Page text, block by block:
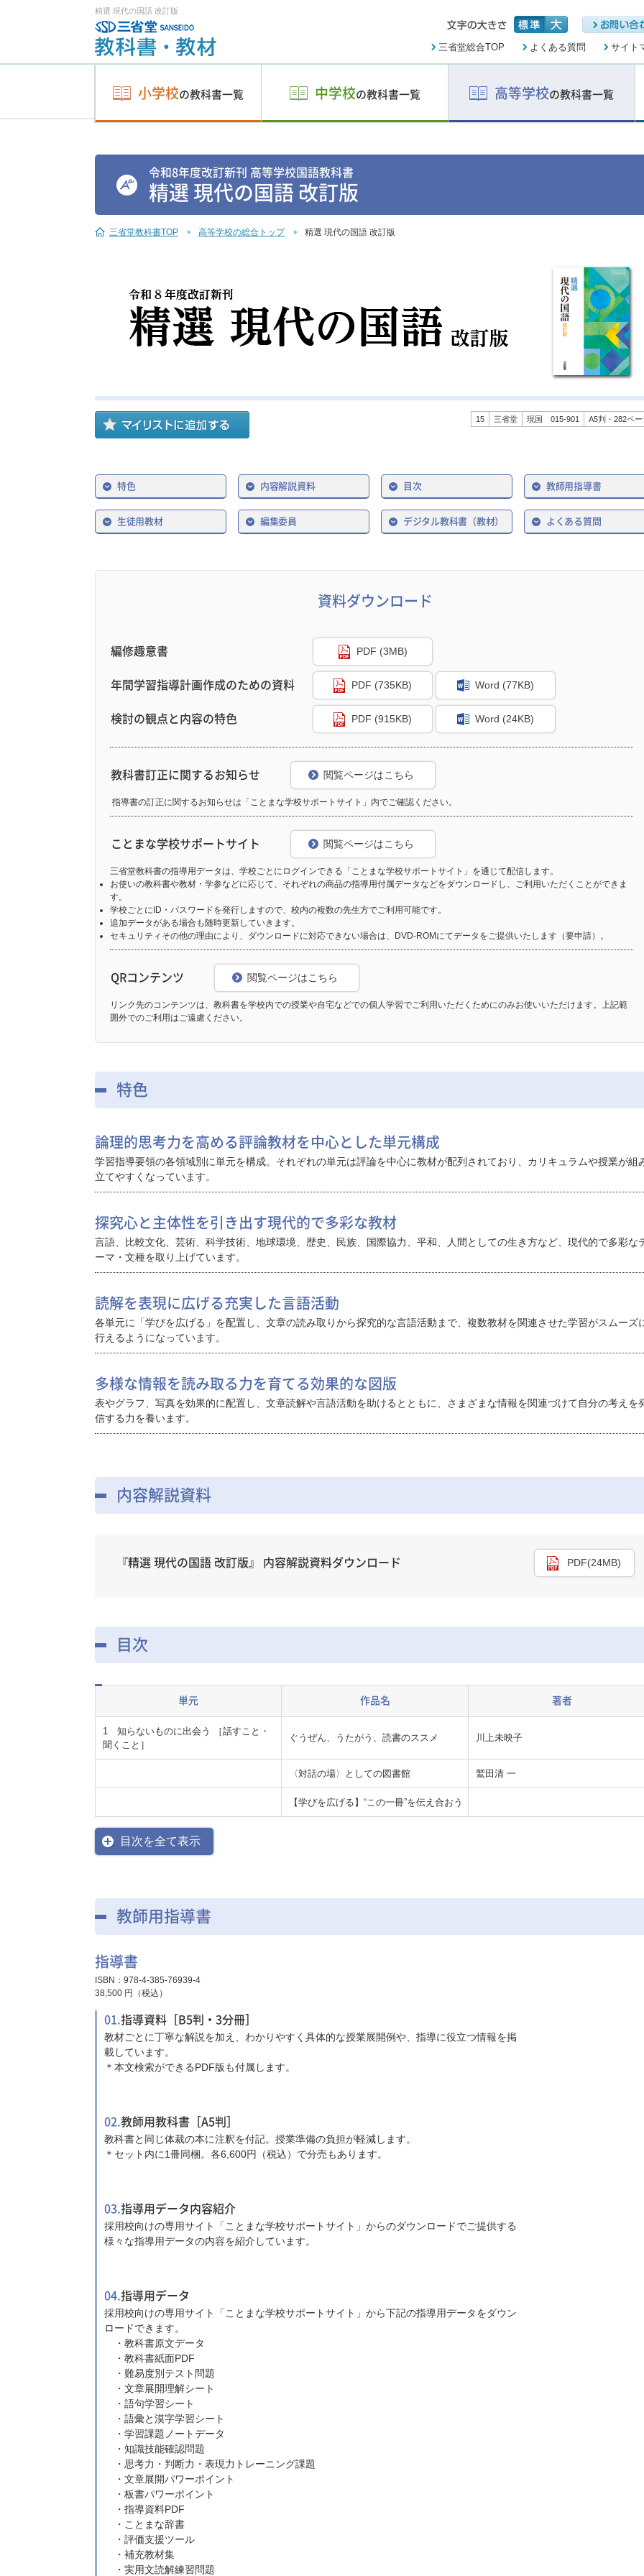
精選 現代の国語 改訂版
三省堂総合TOP よくある質問 サイト
小学校の教科書一覧 中学校の教科書一覧 高等学校の教科書一覧
令和8年度改訂新刊 高等学校国語教科書
精選 現代の国語 改訂版
三省堂教科書TOP 高等学校の総合トップ 精選 現代の国語 改訂版
15 三省堂 現国 015-901 A5判・282ペー
特色 内容解説資料 目次 教師用指導書
生徒用教材 編集委員 デジタル教科書（教材） よくある質問
資料ダウンロード
編修趣意書 PDF (3MB)
年間学習指導計画作成のための資料 PDF (735KB) Word (77KB)
検討の観点と内容の特色 PDF (915KB) Word (24KB)
教科書訂正に関するお知らせ 閲覧ページはこちら
指導書の訂正に関するお知らせは「ことまな学校サポートサイト」内でご確認ください。
ことまな学校サポートサイト 閲覧ページはこちら
三省堂教科書の指導用データは、学校ごとにログインできる「ことまな学校サポートサイト」を通じて配信します。
お使いの教科書や教材・学参などに応じて、それぞれの商品の指導用付属データなどをダウンロードし、ご利用いただくことができま
す。
学校ごとにID・パスワードを発行しますので、校内の複数の先生方でご利用可能です。
追加データがある場合も随時更新していきます。
セキュリティその他の理由により、ダウンロードに対応できない場合は、DVD-ROMにてデータをご提供いたします（要申請）。
QRコンテンツ 閲覧ページはこちら
リンク先のコンテンツは、教科書を学校内での授業や自宅などでの個人学習でご利用いただくためにのみお使いいただけます。上記範
囲外でのご利用はご遠慮ください。
特色
論理的思考力を高める評論教材を中心とした単元構成
学習指導要領の各領域別に単元を構成。それぞれの単元は評論を中心に教材が配列されており、カリキュラムや授業が組
立てやすくなっています。
探究心と主体性を引き出す現代的で多彩な教材
言語、比較文化、芸術、科学技術、地球環境、歴史、民族、国際協力、平和、人間としての生き方など、現代的で多彩な
ーマ・文種を取り上げています。
読解を表現に広げる充実した言語活動
各単元に「学びを広げる」を配置し、文章の読み取りから探究的な言語活動まで、複数教材を関連させた学習がスムーズ
行えるようになっています。
多様な情報を読み取る力を育てる効果的な図版
表やグラフ、写真を効果的に配置し、文章読解や言語活動を助けるとともに、さまざまな情報を関連づけて自分の考えを
信する力を養います。
内容解説資料
『精選 現代の国語 改訂版』 内容解説資料ダウンロード PDF(24MB)
目次
単元 作品名 著者
1 知らないものに出会う ［話すこと・
聞くこと］
ぐうぜん、うたがう、読書のススメ 川上未映子
〈対話の場〉としての図書館 鷲田清 一
【学びを広げる】“この一冊”を伝え合おう
目次を全て表示
教師用指導書
指導書
ISBN：978-4-385-76939-4
38,500 円（税込）
01. 指導資料［B5判・3分冊］
教材ごとに丁寧な解説を加え、わかりやすく具体的な授業展開例や、指導に役立つ情報を掲
載しています。
＊本文検索ができるPDF版も付属します。
02. 教師用教科書［A5判］
教科書と同じ体裁の本に注釈を付記。授業準備の負担が軽減します。
＊セット内に1冊同梱。各6,600円（税込）で分売もあります。
03. 指導用データ内容紹介
採用校向けの専用サイト「ことまな学校サポートサイト」からのダウンロードでご提供する
様々な指導用データの内容を紹介しています。
04. 指導用データ
採用校向けの専用サイト「ことまな学校サポートサイト」から下記の指導用データをダウン
ロードできます。
・教科書原文データ
・教科書紙面PDF
・難易度別テスト問題
・文章展開理解シート
・語句学習シート
・語彙と漠字学習シート
・学習課題ノートデータ
・知識技能確認問題
・思考力・判断力・表現力トレーニング課題
・文章展開パワーポイント
・板書パワーポイント
・指導資料PDF
・ことまな辞書
・評価支援ツール
・補充教材集
・実用文読解練習問題